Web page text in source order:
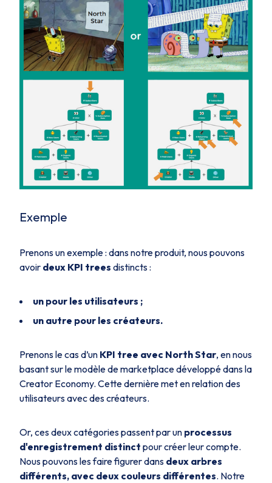
Exemple
Prenons un exemple : dans notre produit, nous pouvons
avoir deux KPI trees distincts :
un pour les utilisateurs ;
un autre pour les créateurs.
Prenons le cas d’un KPI tree avec North Star, en nous
basant sur le modèle de marketplace développé dans la
Creator Economy. Cette dernière met en relation des
utilisateurs avec des créateurs.
Or, ces deux catégories passent par un processus
d'enregistrement distinct pour créer leur compte.
Nous pouvons les faire figurer dans deux arbres
différents, avec deux couleurs différentes. Notre